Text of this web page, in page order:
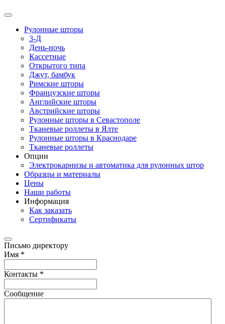
Рулонные шторы
3-Д
День-ночь
Кассетные
Открытого типа
Джут, бамбук
Римские шторы
Французские шторы
Английские шторы
Австрийские шторы
Рулонные шторы в Севастополе
Тканевые роллеты в Ялте
Рулонные шторы в Краснодаре
Тканевые роллеты
Опции
Электрокарнизы и автоматика для рулонных штор
Образцы и материалы
Цены
Наши работы
Информация
Как заказать
Сертификаты
Письмо директору
Имя *
Контакты *
Сообщение